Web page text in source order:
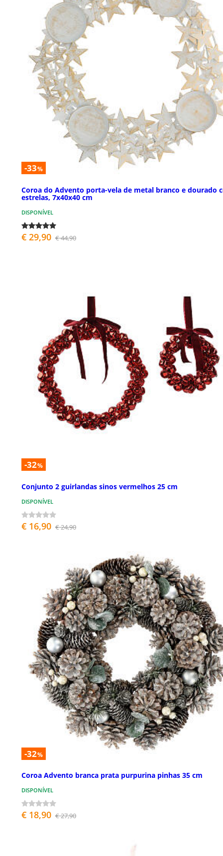
-33%
Coroa do Advento porta-vela de metal branco e dourado
estrelas, 7x40x40 cm
DISPONÍVEL
€ 29,90 € 44,90
-32%
Conjunto 2 guirlandas sinos vermelhos 25 cm
DISPONÍVEL
€ 16,90 € 24,90
-32%
Coroa Advento branca prata purpurina pinhas 35 cm
DISPONÍVEL
€ 18,90 € 27,90